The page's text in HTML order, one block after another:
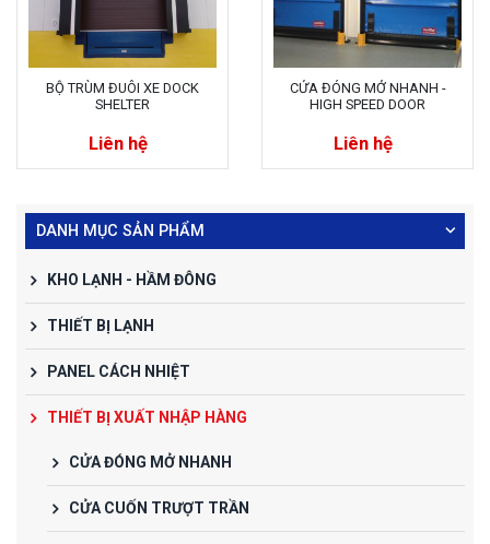
BỘ TRÙM ĐUÔI XE DOCK
SHELTER
Liên hệ
CỬA ĐÓNG MỞ NHANH -
HIGH SPEED DOOR
Liên hệ
DANH MỤC SẢN PHẨM
KHO LẠNH - HẦM ĐÔNG
THIẾT BỊ LẠNH
PANEL CÁCH NHIỆT
THIẾT BỊ XUẤT NHẬP HÀNG
CỬA ĐÓNG MỞ NHANH
CỬA CUỐN TRƯỢT TRẦN